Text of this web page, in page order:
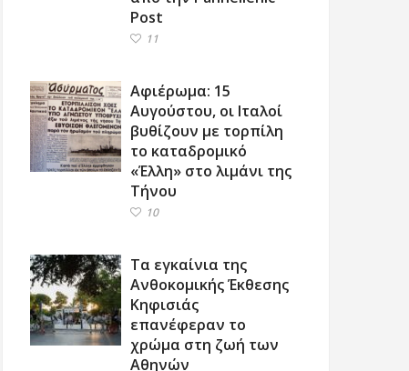
Post
11
Αφιέρωμα: 15
Αυγούστου, οι Ιταλοί
βυθίζουν με τορπίλη
το καταδρομικό
«Έλλη» στο λιμάνι της
Τήνου
10
Τα εγκαίνια της
Ανθοκομικής Έκθεσης
Κηφισιάς
επανέφεραν το
χρώμα στη ζωή των
Αθηνών